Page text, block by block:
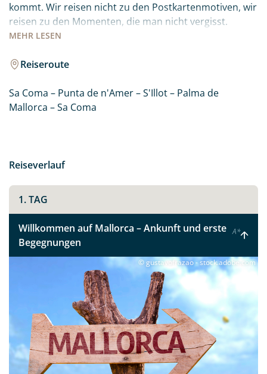
MEHR LESEN
kommt. Wir reisen nicht zu den Postkartenmotiven, wir
reisen zu den Momenten, die man nicht vergisst.
schenken hat, als sie auf den ersten Blick preisgibt.
spanischen Fächer, schaffen Kunst aus dem, was die
Natur Ihnen hinlegt, und schlendern durch Palma
wunderschöne Insel. Sie reisen als Fremde an und
kehren als Freundinnen zurück.
Reiseroute
Sa Coma – Punta de n'Amer – S'Illot – Palma de
Mallorca – Sa Coma
Reiseverlauf
1. TAG
Willkommen auf Mallorca – Ankunft und erste
Begegnungen
A*
© gustavofrazao - stock.adobe.com